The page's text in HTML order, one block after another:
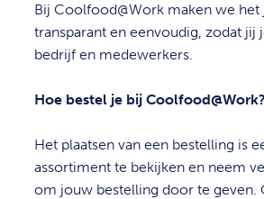
Bij Coolfood@Work maken we
transparant en eenvoudig, zodat
bedrijf en medewerkers.
Hoe bestel je bij Coolfood@Work?
Het plaatsen van een bestelling is
assortiment te bekijken en neem
om jouw bestelling door te geven.